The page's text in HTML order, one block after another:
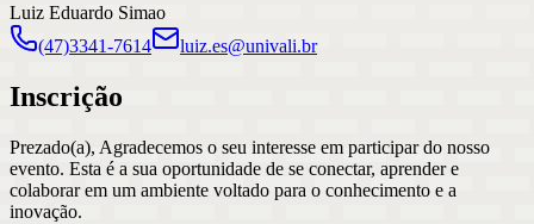
Luiz Eduardo Simao
(47)3341-7614
luiz.es@univali.br
Inscrição
Prezado(a), Agradecemos o seu interesse em participar do nosso
evento. Esta é a sua oportunidade de se conectar, aprender e
colaborar em um ambiente voltado para o conhecimento e a
inovação.